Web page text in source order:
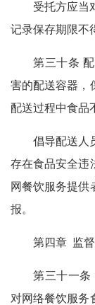
受托方应当
记录保存期限不
第三十条
害的配送容器，
配送过程中食品
倡导配送人
存在食品安全违
网餐饮服务提供
报。
第四章 监
第三十一条
对网络餐饮服务